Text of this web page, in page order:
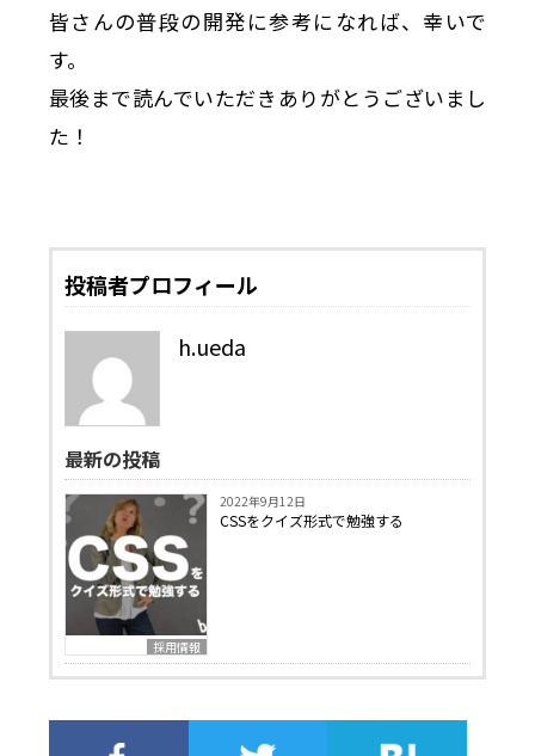
皆さんの普段の開発に参考になれば、幸いで
す。
最後まで読んでいただきありがとうございまし
た！
投稿者プロフィール
h.ueda
最新の投稿
採用情報
2022年9月12日
CSSをクイズ形式で勉強する